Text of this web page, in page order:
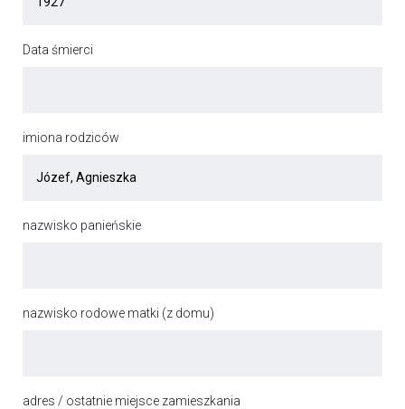
Data śmierci
imiona rodziców
nazwisko panieńskie
nazwisko rodowe matki (z domu)
adres / ostatnie miejsce zamieszkania